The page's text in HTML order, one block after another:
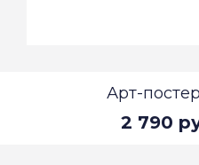
Арт-
2 790